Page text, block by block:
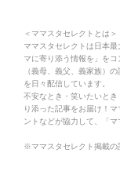
＜ママスタセレクトとは＞
ママスタセレクトは日本
マに寄り添う情報を」を
（義母、義父、義家族）
を日々配信しています。
不安なとき・笑いたいと
り添った記事をお届け！
ントなどが協力して、「マ
※ママスタセレクト掲載の